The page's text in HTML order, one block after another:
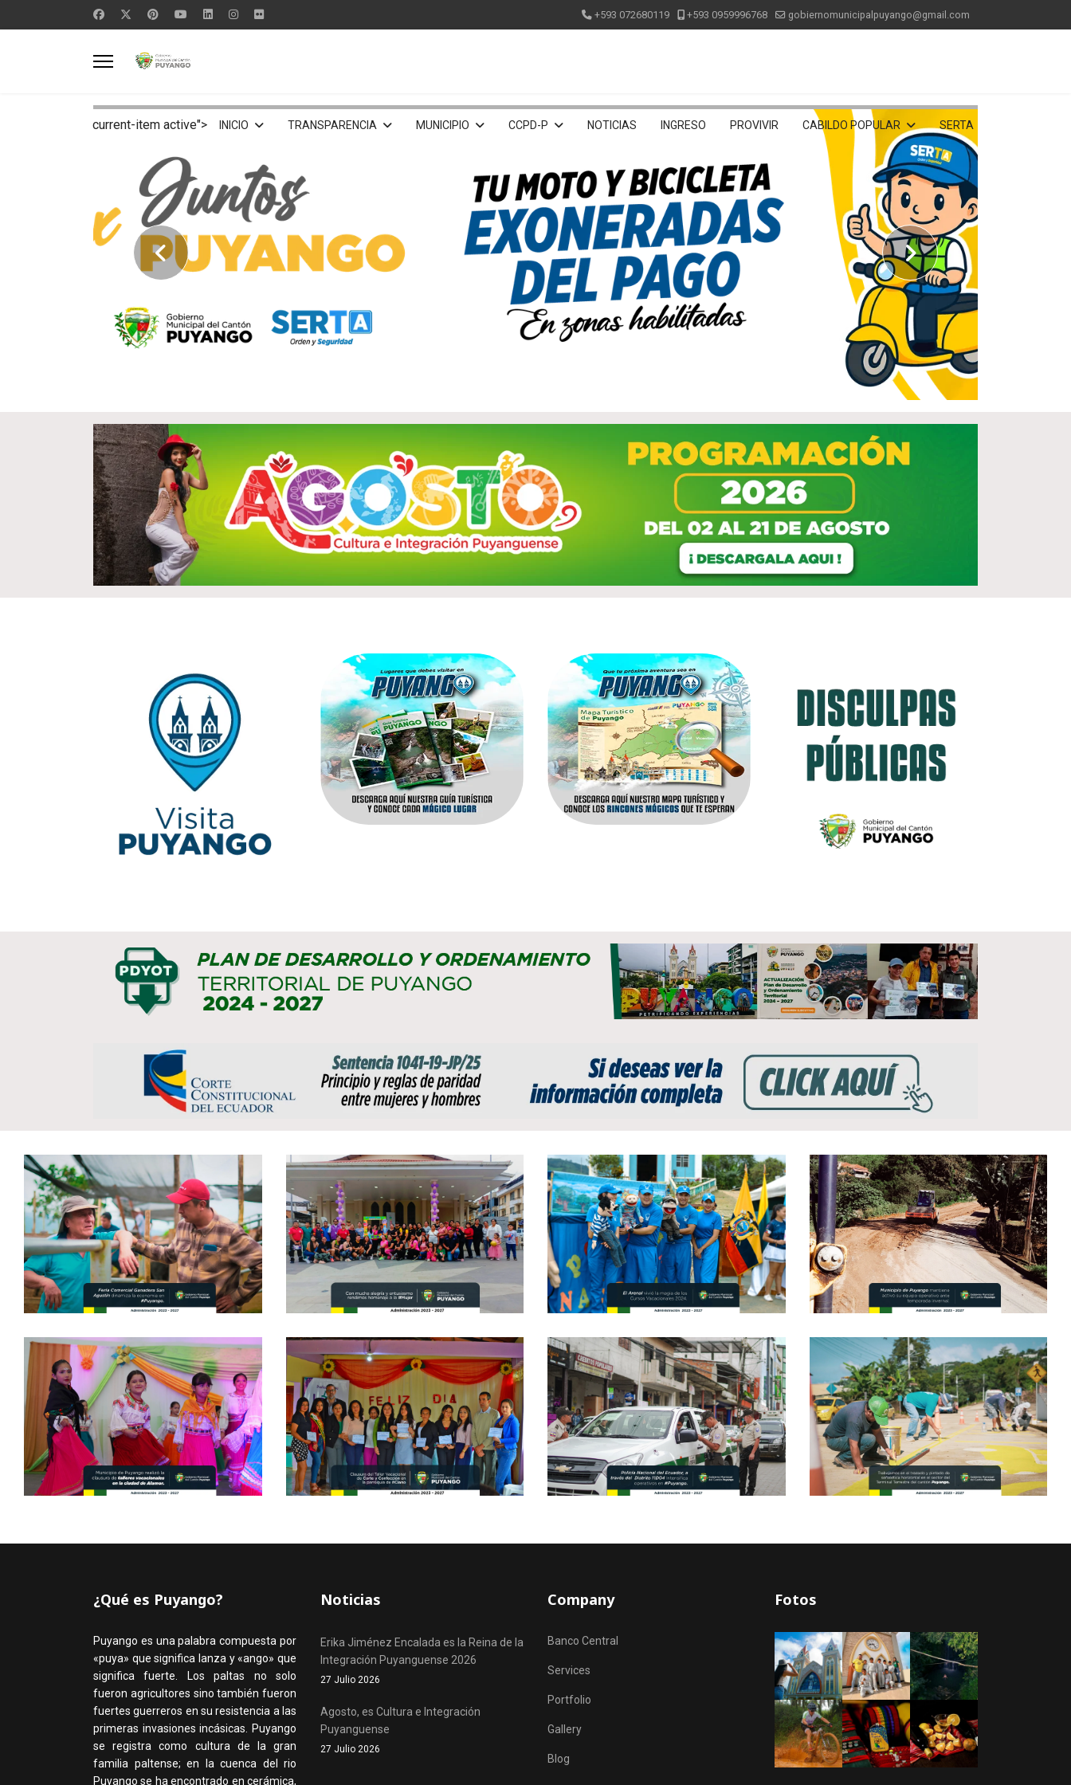
+593 072680119 +593 0959996768 gobiernomunicipalpuyango@gmail.com
current-item active"> INICIO TRANSPARENCIA MUNICIPIO CCPD-P NOTICIAS INGRESO PROVIVIR CABILDO POPULAR SERTA
¿Qué es Puyango?
Puyango es una palabra compuesta por
«puya» que significa lanza y «ango» que
significa fuerte. Los paltas no solo
fueron agricultores sino también fueron
fuertes guerreros en su resistencia a las
primeras invasiones incásicas. Puyango
se registra como cultura de la gran
familia paltense; en la cuenca del rio
Puyango se ha encontrado en cerámica,
Noticias
Erika Jiménez Encalada es la Reina de la
Integración Puyanguense 2026
27 Julio 2026
Agosto, es Cultura e Integración
Puyanguense
27 Julio 2026
Company
Banco Central
Services
Portfolio
Gallery
Blog
Fotos